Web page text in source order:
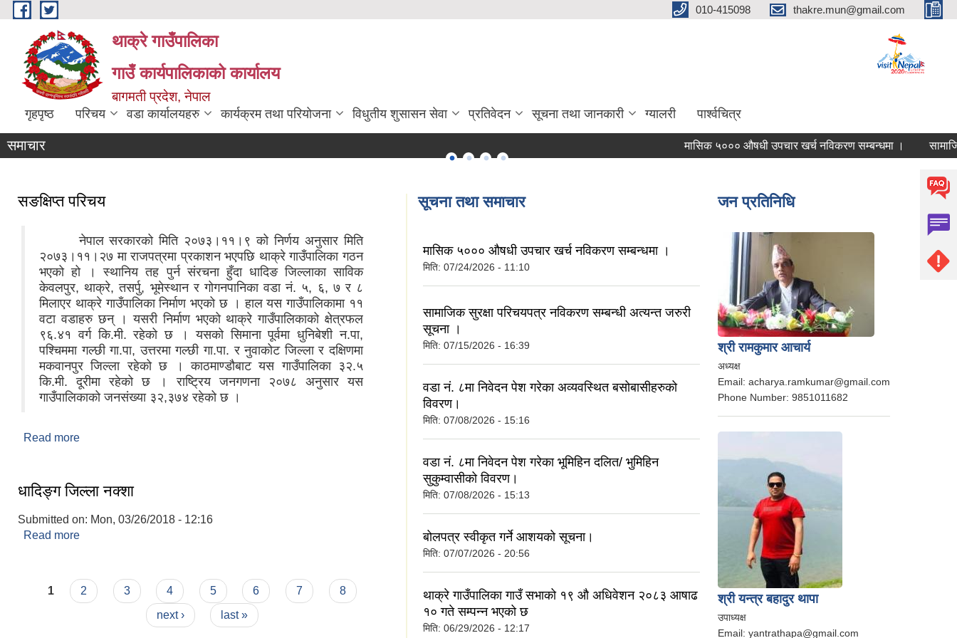
Skip to main content 010-415098 thakre.mun@gmail.com
थाक्रे गाउँपालिका
गाउँ कार्यपालिकाको कार्यालय
बागमती प्रदेश, नेपाल
गृहपृष्ठ परिचय वडा कार्यालयहरु कार्यक्रम तथा परियोजना विधुतीय शुसासन सेवा प्रतिवेदन सूचना तथा जानकारी ग्यालरी पार्श्वचित्र
समाचार मासिक ५००० औषधी उपचार खर्च नविकरण सम्बन्धमा । सामाजिक
थाक्रे गाउँपालिका नठौ गाउ सभा
थाक्रे गाउँपालिकाको प्रशासकीय भवन
शिलन्यास कार्यक्रम
लैङ्गिक हिंसा विरुद्धको १६ दिने अभियान
सङक्षिप्त परिचय
नेपाल सरकारको मिति २०७३।११।९ को निर्णय अनुसार मिति
२०७३।११।२७ मा राजपत्रमा प्रकाशन भएपछि थाक्रे गाउँपालिका गठन
भएको हो । स्थानिय तह पुर्न संरचना हुँदा धादिङ जिल्लाका साविक
केवलपुर, थाक्रे, तसर्पु, भूमेस्थान र गोगनपानिका वडा नं. ५, ६, ७ र ८
मिलाएर थाक्रे गाउँपालिका निर्माण भएको छ । हाल यस गाउँपालिकामा ११
वटा वडाहरु छन् । यसरी निर्माण भएको थाक्रे गाउँपालिकाको क्षेत्रफल
९६.४१ वर्ग कि.मी. रहेको छ । यसको सिमाना पूर्वमा धुनिबेशी न.पा,
पश्चिममा गल्छी गा.पा, उत्तरमा गल्छी गा.पा. र नुवाकोट जिल्ला र दक्षिणमा
मकवानपुर जिल्ला रहेको छ । काठमाण्डौबाट यस गाउँपालिका ३२.५
कि.मी. दूरीमा रहेको छ । राष्ट्रिय जनगणना २०७८ अनुसार यस
गाउँपालिकाको जनसंख्या ३२,३७४ रहेको छ ।
Read more
धादिङ्ग जिल्ला नक्शा
Submitted on: Mon, 03/26/2018 - 12:16
Read more
Pages
1 2 3 4 5 6 7
8
next ›
last »
सूचना तथा समाचार
मासिक ५००० औषधी उपचार खर्च नविकरण सम्बन्धमा ।
मिति: 07/24/2026 - 11:10
सामाजिक सुरक्षा परिचयपत्र नविकरण सम्बन्धी अत्यन्त जरुरी
सूचना ।
मिति: 07/15/2026 - 16:39
वडा नं. ८मा निवेदन पेश गरेका अव्यवस्थित बसोबासीहरुको
विवरण।
मिति: 07/08/2026 - 15:16
वडा नं. ८मा निवेदन पेश गरेका भूमिहिन दलित/ भुमिहिन
सुकुम्वासीको विवरण।
मिति: 07/08/2026 - 15:13
बोलपत्र स्वीकृत गर्ने आशयको सूचना।
मिति: 07/07/2026 - 20:56
थाक्रे गाउँपालिका गाउँ सभाको १९ औ अधिवेशन २०८३ आषाढ
१० गते सम्पन्न भएको छ
मिति: 06/29/2026 - 12:17
जन प्रतिनिधि
श्री रामकुमार आचार्य
अध्यक्ष
Email: acharya.ramkumar@gmail.com
Phone Number: 9851011682
श्री यन्त्र बहादुर थापा
उपाध्यक्ष
Email: yantrathapa@gmail.com